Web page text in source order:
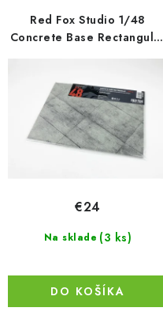
o
d
p
r
Red Fox Studio 1/48
Concrete Base Rectangular
Na sklade (3 ks)
€24
DO KOŠÍKA